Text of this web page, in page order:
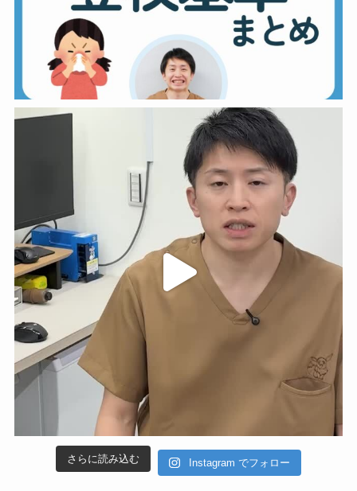
さらに読み込む Instagram でフォロー